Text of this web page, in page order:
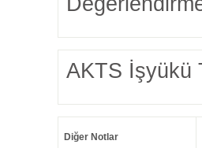
AKTS İşyükü
Diğer Notlar